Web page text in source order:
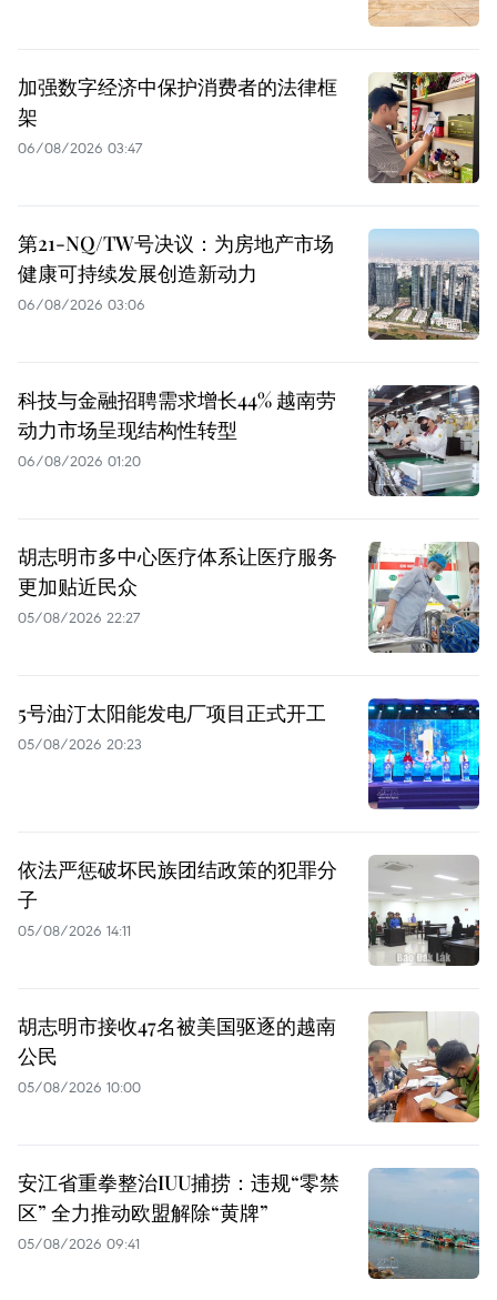
加强数字经济中保护消费者的法律框
架
06/08/2026 03:47
第21-NQ/TW号决议：为房地产市场
健康可持续发展创造新动力
06/08/2026 03:06
科技与金融招聘需求增长44% 越南劳
动力市场呈现结构性转型
06/08/2026 01:20
胡志明市多中心医疗体系让医疗服务
更加贴近民众
05/08/2026 22:27
5号油汀太阳能发电厂项目正式开工
05/08/2026 20:23
依法严惩破坏民族团结政策的犯罪分
子
05/08/2026 14:11
胡志明市接收47名被美国驱逐的越南
公民
05/08/2026 10:00
安江省重拳整治IUU捕捞：违规“零禁
区” 全力推动欧盟解除“黄牌”
05/08/2026 09:41